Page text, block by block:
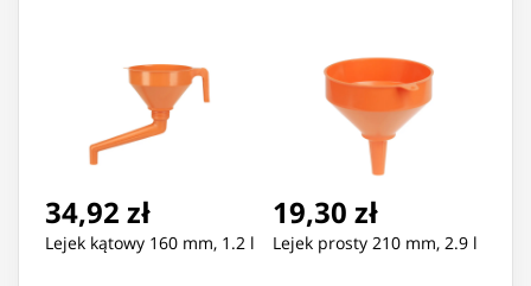
34,92 zł
Lejek kątowy 160 mm, 1.2 l
19,30 zł
Lejek prosty 210 mm, 2.9 l